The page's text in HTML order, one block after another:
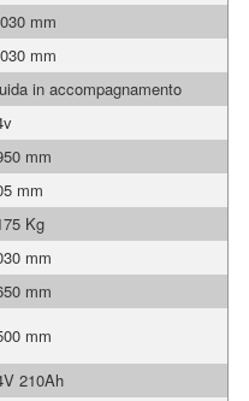
mm
mm
in accompagnamento
mm
mm
Kg
mm
mm
mm
210Ah